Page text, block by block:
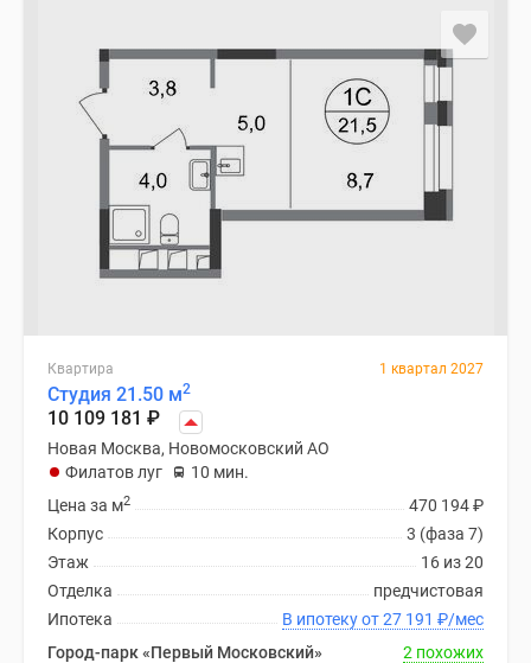
Квартира 1 квартал 2027
Студия 21.50 м2
10 109 181 ₽
Новая Москва, Новомосковский АО
Филатов луг
10 мин.
470 194₽
Цена за м2
3 (фаза 7)
Корпус
16 из 20
Этаж
предчистовая
Отделка
В ипотеку от 27 191 ₽/мес
Ипотека
Город-парк «Первый Московский»
2 похожих